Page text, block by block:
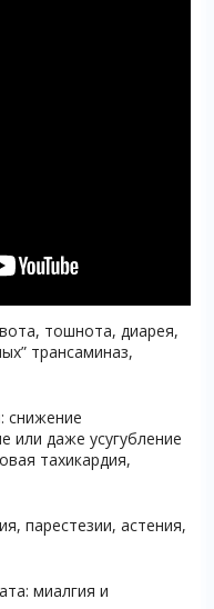
тошнота, диарея,
трансаминаз,
снижение
или даже усугубление
тахикардия,
парестезии, астения,
миалгия и